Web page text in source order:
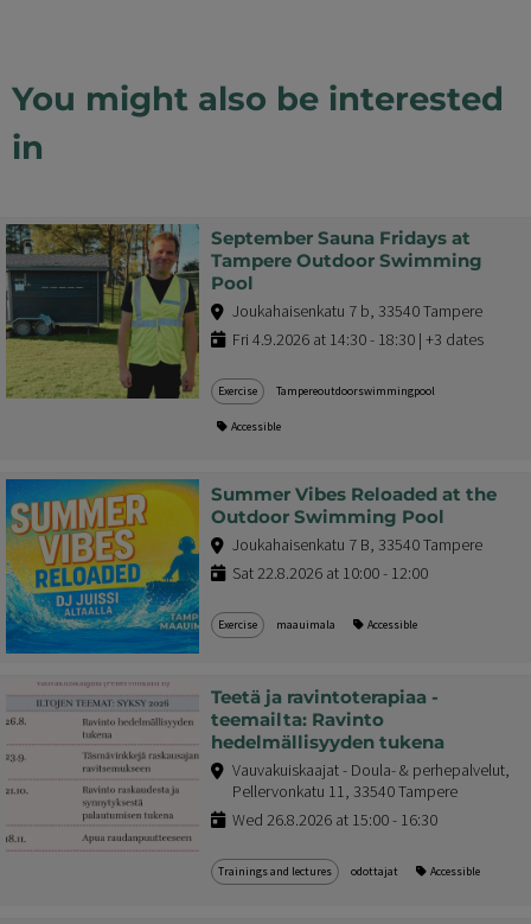
You might also be interested
in
September Sauna Fridays at
Tampere Outdoor Swimming
Pool
Joukahaisenkatu 7 b, 33540 Tampere
Fri 4.9.2026 at 14:30 - 18:30 | +3 dates
Exercise Tampereoutdoorswimmingpool
Accessible
Summer Vibes Reloaded at the
Outdoor Swimming Pool
Joukahaisenkatu 7 B, 33540 Tampere
Sat 22.8.2026 at 10:00 - 12:00
Exercise maauimala Accessible
Teetä ja ravintoterapiaa -
teemailta: Ravinto
hedelmällisyyden tukena
Vauvakuiskaajat - Doula- & perhepalvelut,
Pellervonkatu 11, 33540 Tampere
Wed 26.8.2026 at 15:00 - 16:30
Trainings and lectures odottajat Accessible